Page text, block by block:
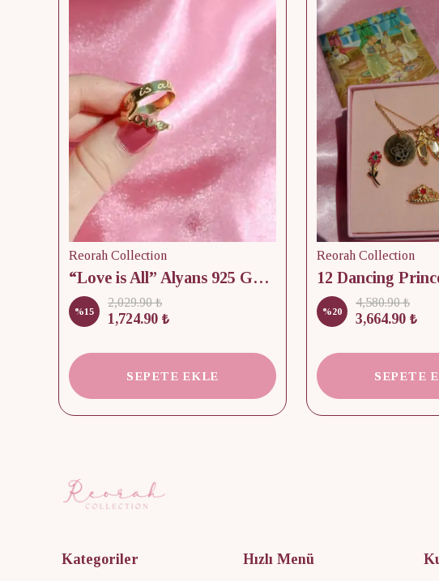
Reorah Collection
“Love is All” Alyans 925 Gümüş - Medium Beden
%15
2,029.90 ₺
1,724.90 ₺
SEPETE EKLE
Reorah Collection
%20
4,580.90 ₺
3,664.90 ₺
SEPETE
Kategoriler Hızlı Menü